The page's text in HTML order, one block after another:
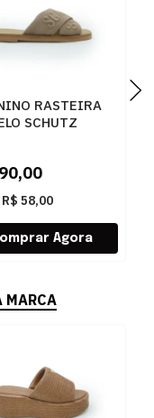
RASTEIRA
SCHUTZ
R$ 58,00
MARCA